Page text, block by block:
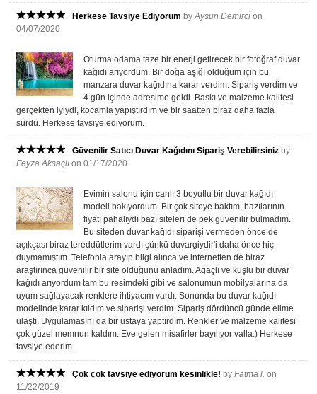
Herkese Tavsiye Ediyorum byAysun Demirci on
04/07/2020
Oturma odama taze bir enerji getirecek bir fotoğraf duvar
kağıdı arıyordum. Bir doğa aşığı olduğum için bu
manzara duvar kağıdına karar verdim. Sipariş verdim ve
4 gün içinde adresime geldi. Baskı ve malzeme kalitesi
gerçekten iyiydi, kocamla yapıştırdım ve bir saatten biraz daha fazla
sürdü. Herkese tavsiye ediyorum.
Güvenilir Satıcı Duvar Kağıdını Sipariş Verebilirsiniz by
Feyza Aksaçlı on 01/17/2020
Evimin salonu için canlı 3 boyutlu bir duvar kağıdı
modeli bakıyordum. Bir çok siteye baktım, bazılarının
fiyatı pahalıydı bazı siteleri de pek güvenilir bulmadım.
Bu siteden duvar kağıdı siparişi vermeden önce de
açıkçası biraz tereddütlerim vardı çünkü duvargiydir'i daha önce hiç
duymamıştım. Telefonla arayıp bilgi alınca ve internetten de biraz
araştırınca güvenilir bir site olduğunu anladım. Ağaçlı ve kuşlu bir duvar
kağıdı arıyordum tam bu resimdeki gibi ve salonumun mobilyalarına da
uyum sağlayacak renklere ihtiyacım vardı. Sonunda bu duvar kağıdı
modelinde karar kıldım ve siparişi verdim. Sipariş dördüncü günde elime
ulaştı. Uygulamasını da bir ustaya yaptırdım. Renkler ve malzeme kalitesi
çok güzel memnun kaldım. Eve gelen misafirler bayılıyor valla:) Herkese
tavsiye ederim.
Çok çok tavsiye ediyorum kesinlikle! byFatma l. on
11/22/2019